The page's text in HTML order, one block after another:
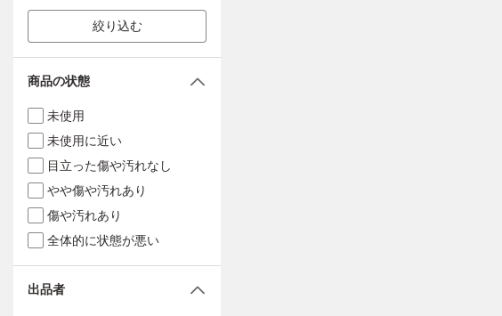
絞り込む
商品の状態
未使用
未使用に近い
目立った傷や汚れなし
やや傷や汚れあり
傷や汚れあり
全体的に状態が悪い
出品者